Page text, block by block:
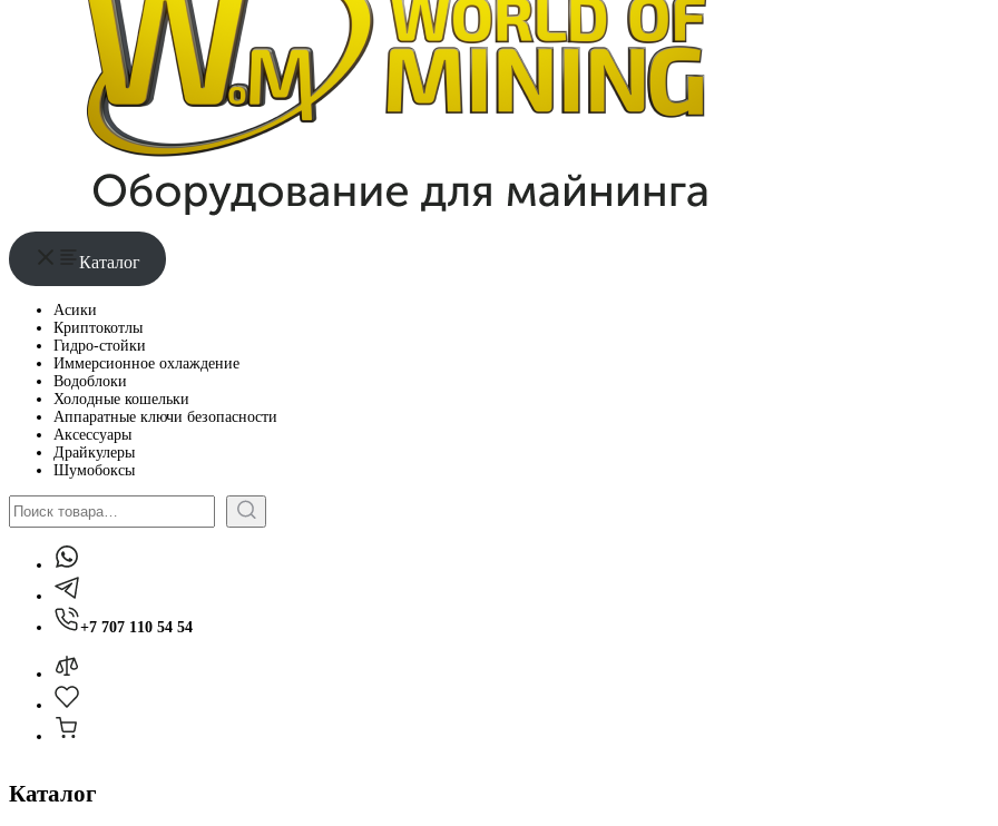
Каталог
Асики
Криптокотлы
Гидро-стойки
Иммерсионное охлаждение
Водоблоки
Холодные кошельки
Аппаратные ключи безопасности
Аксессуары
Драйкулеры
Шумобоксы
Поиск
+7 707 110 54 54
Каталог